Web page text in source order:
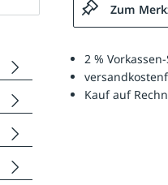
Zum
2 %
Kauf auf